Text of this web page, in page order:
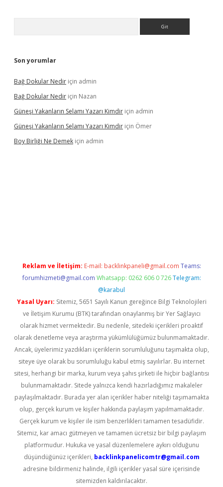
Son yorumlar
Bağ Dokular Nedir için admin
Bağ Dokular Nedir için Nazan
Güneşi Yakanların Selamı Yazarı Kimdir için admin
Güneşi Yakanların Selamı Yazarı Kimdir için Ömer
Boy Birliği Ne Demek için admin
Reklam ve İletişim: E-mail: backlinkpaneli@gmail.com Teams:
forumhizmeti@gmail.com Whatsapp: 0262 606 0 726 Telegram:
@karabul
Yasal Uyarı: Sitemiz, 5651 Sayılı Kanun gereğince Bilgi Teknolojileri
ve İletişim Kurumu (BTK) tarafından onaylanmış bir Yer Sağlayıcı
olarak hizmet vermektedir. Bu nedenle, sitedeki içerikleri proaktif
olarak denetleme veya araştırma yükümlülüğümüz bulunmamaktadır.
Ancak, üyelerimiz yazdıkları içeriklerin sorumluluğunu taşımakta olup,
siteye üye olarak bu sorumluluğu kabul etmiş sayılırlar. Bu internet
sitesi, herhangi bir marka, kurum veya şahıs şirketi ile hiçbir bağlantısı
bulunmamaktadır. Sitede yalnızca kendi hazırladığımız makaleler
paylaşılmaktadır. Burada yer alan içerikler haber niteliği taşımamakta
olup, gerçek kurum ve kişiler hakkında paylaşım yapılmamaktadır.
Gerçek kurum ve kişiler ile isim benzerlikleri tamamen tesadüfidir.
Sitemiz, kar amacı gütmeyen ve tamamen ücretsiz bir bilgi paylaşım
platformudur. Hukuka ve yasal düzenlemelere aykırı olduğunu
düşündüğünüz içerikleri, backlinkpanelicomtr@gmail.com
adresine bildirmeniz halinde, ilgili içerikler yasal süre içerisinde
sitemizden kaldırılacaktır.